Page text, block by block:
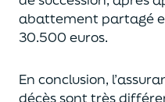
abattement partagé
30.500 euros.
En conclusion,
décès sont très